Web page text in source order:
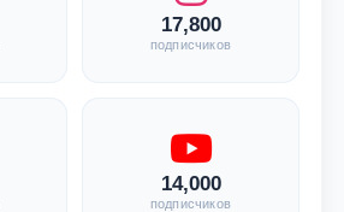
17,800
подписчиков
14,000
подписчиков